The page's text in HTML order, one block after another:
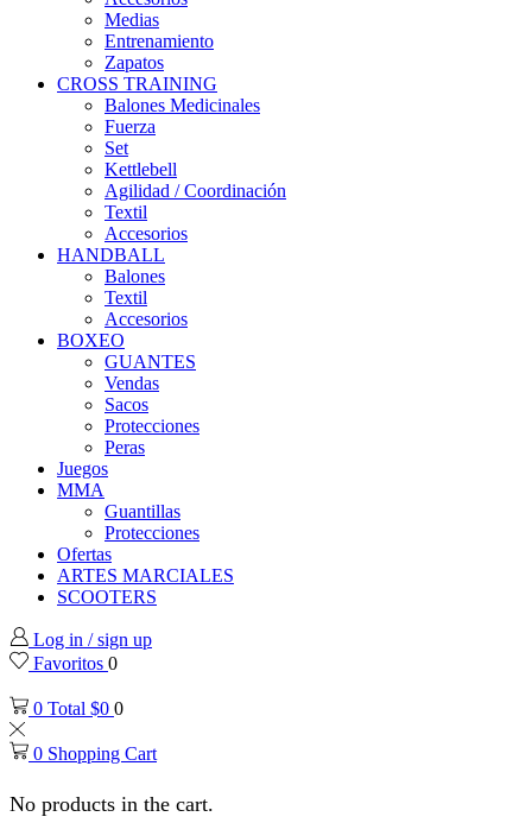
Medias
Entrenamiento
Zapatos
CROSS TRAINING
Balones Medicinales
Fuerza
Set
Kettlebell
Agilidad / Coordinación
Textil
Accesorios
HANDBALL
Balones
Textil
Accesorios
BOXEO
GUANTES
Vendas
Sacos
Protecciones
Peras
Juegos
MMA
Guantillas
Protecciones
Ofertas
ARTES MARCIALES
SCOOTERS
Log in / sign up
Favoritos 0
0 Total $0 0
0 Shopping Cart
No products in the cart.